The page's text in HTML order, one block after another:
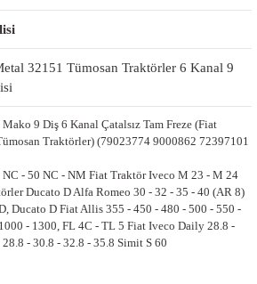
32151 Tümosan Traktörler 6 Kanal 9
9 Diş 6 Kanal Çatalsız Tam Freze (Fiat
Traktörler) (79023774 9000862 72397101
NC - 50 NC - NM Fiat Traktör Iveco M 23 - M 24
Ducato D Alfa Romeo 30 - 32 - 35 - 40 (AR 8)
Ducato D Fiat Allis 355 - 450 - 480 - 500 - 550 -
- 1300, FL 4C - TL 5 Fiat Iveco Daily 28.8 -
- 30.8 - 32.8 - 35.8 Simit S 60